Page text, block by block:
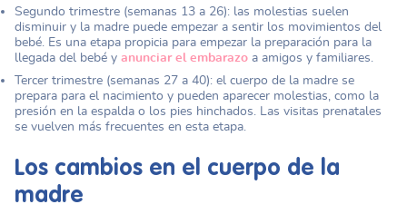
Segundo trimestre (semanas 13 a 26): las molestias suelen
disminuir y la madre puede empezar a sentir los movimientos del
bebé. Es una etapa propicia para empezar la preparación para la
llegada del bebé y anunciar el embarazo a amigos y familiares.
Tercer trimestre (semanas 27 a 40): el cuerpo de la madre se
prepara para el nacimiento y pueden aparecer molestias, como la
presión en la espalda o los pies hinchados. Las visitas prenatales
se vuelven más frecuentes en esta etapa.
Los cambios en el cuerpo de la
madre